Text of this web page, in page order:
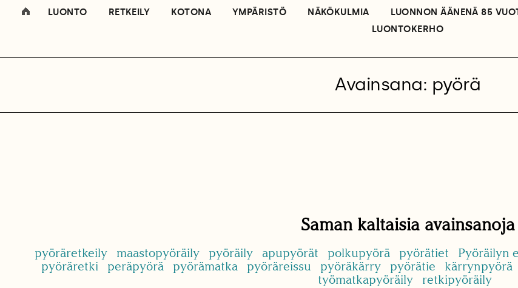
LUONTO RETKEILY KOTONA YMPÄRISTÖ NÄKÖKULMIA LUONNON ÄÄNENÄ 85
LUONTOKERHO
Avainsana: pyörä
Saman kaltaisia avainsanoja
pyöräretkeily maastopyöräily pyöräily apupyörät polkupyörä pyörätiet Pyöräilyn
pyöräretki
peräpyörä pyörämatka pyöräreissu pyöräkärry pyörätie kärrynpyörä
työmatkapyöräily
retkipyöräily